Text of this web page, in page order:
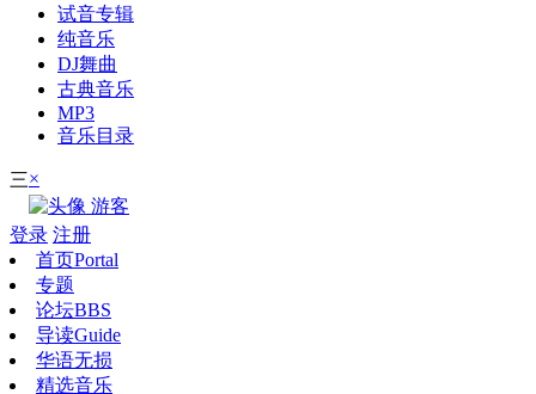
试音专辑
纯音乐
DJ舞曲
古典音乐
MP3
音乐目录
三×
游客
登录 注册
首页Portal
专题
论坛BBS
导读Guide
华语无损
精选音乐